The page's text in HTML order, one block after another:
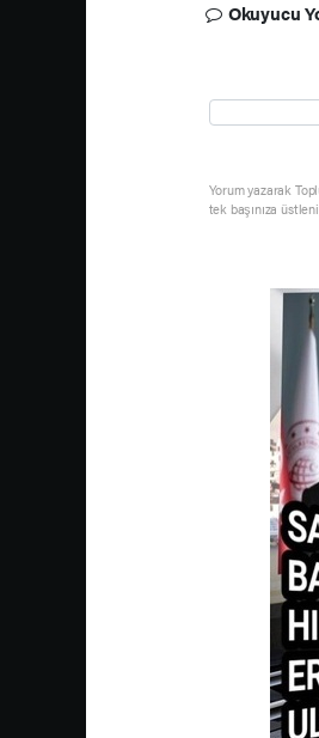
Okuyucu
Yorum yazarak
tek başınıza